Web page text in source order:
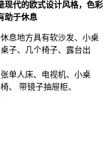
现代的欧式设计风格，色彩
助于休息
息地方具有软沙发、小桌
子、几个椅子、露台出
单人床、电视机、小桌
、 带镜子抽屉柜、